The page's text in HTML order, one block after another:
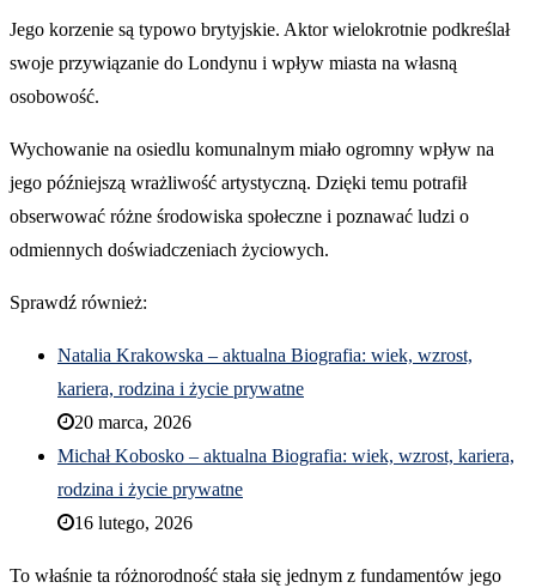
Jego korzenie są typowo brytyjskie. Aktor wielokrotnie podkreślał
swoje przywiązanie do Londynu i wpływ miasta na własną
osobowość.
Wychowanie na osiedlu komunalnym miało ogromny wpływ na
jego późniejszą wrażliwość artystyczną. Dzięki temu potrafił
obserwować różne środowiska społeczne i poznawać ludzi o
odmiennych doświadczeniach życiowych.
Sprawdź również:
Natalia Krakowska – aktualna Biografia: wiek, wzrost,
kariera, rodzina i życie prywatne
20 marca, 2026
Michał Kobosko – aktualna Biografia: wiek, wzrost, kariera,
rodzina i życie prywatne
16 lutego, 2026
To właśnie ta różnorodność stała się jednym z fundamentów jego